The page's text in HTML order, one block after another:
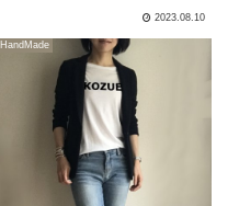
2023.08.10
HandMade